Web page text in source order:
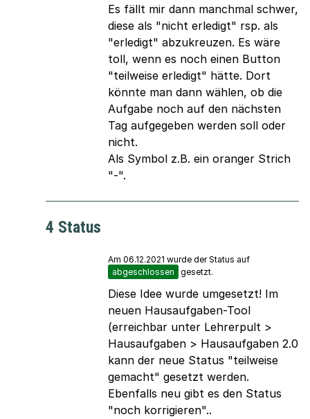
Es fällt mir dann manchmal schwer,
diese als "nicht erledigt" rsp. als
"erledigt" abzukreuzen. Es wäre
toll, wenn es noch einen Button
"teilweise erledigt" hätte. Dort
könnte man dann wählen, ob die
Aufgabe noch auf den nächsten
Tag aufgegeben werden soll oder
nicht.
Als Symbol z.B. ein oranger Strich
"-".
4 Status
Am 06.12.2021 wurde der Status auf
abgeschlossen
gesetzt.
Diese Idee wurde umgesetzt! Im
neuen Hausaufgaben-Tool
(erreichbar unter Lehrerpult >
Hausaufgaben > Hausaufgaben 2.0
kann der neue Status "teilweise
gemacht" gesetzt werden.
Ebenfalls neu gibt es den Status
"noch korrigieren"..